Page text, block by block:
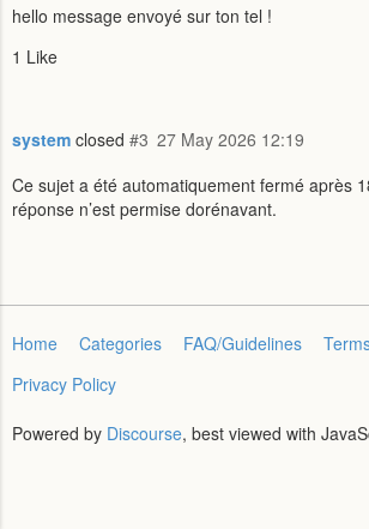
hello message envoyé sur ton tel !
1 Like
system closed 27 May 2026 12:19
#3
Ce sujet a été automatiquement fermé après
réponse n’est permise dorénavant.
Home Categories FAQ/Guidelines
Privacy Policy
Powered by Discourse, best viewed with